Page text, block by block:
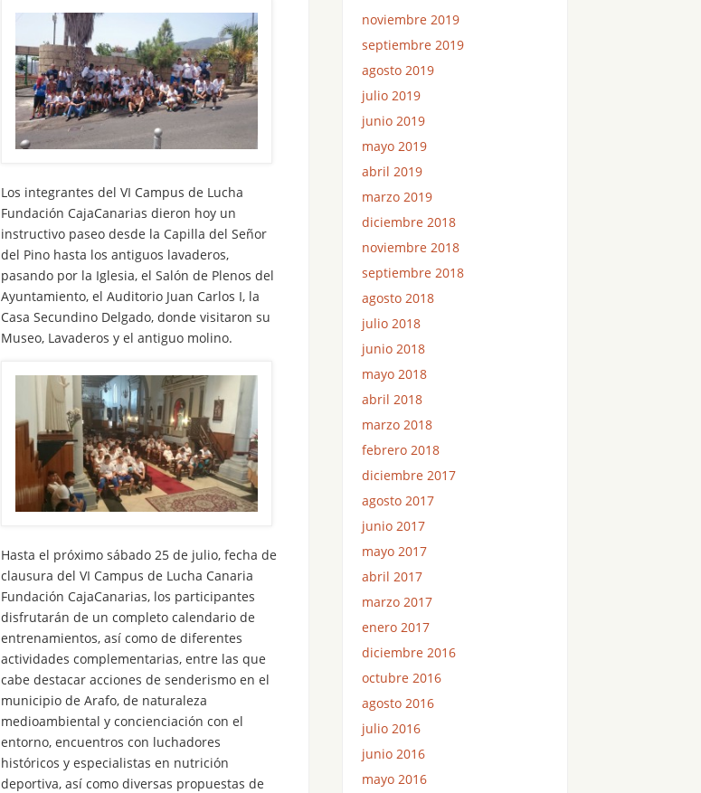
Los integrantes del VI Campus de Lucha
Fundación CajaCanarias dieron hoy un
instructivo paseo desde la Capilla del Señor
del Pino hasta los antiguos lavaderos,
pasando por la Iglesia, el Salón de Plenos del
Ayuntamiento, el Auditorio Juan Carlos I, la
Casa Secundino Delgado, donde visitaron su
Museo, Lavaderos y el antiguo molino.
Hasta el próximo sábado 25 de julio, fecha de
clausura del VI Campus de Lucha Canaria
Fundación CajaCanarias, los participantes
disfrutarán de un completo calendario de
entrenamientos, así como de diferentes
actividades complementarias, entre las que
cabe destacar acciones de senderismo en el
municipio de Arafo, de naturaleza
medioambiental y concienciación con el
entorno, encuentros con luchadores
históricos y especialistas en nutrición
deportiva, así como diversas propuestas de
noviembre 2019
septiembre 2019
agosto 2019
julio 2019
junio 2019
mayo 2019
abril 2019
marzo 2019
diciembre 2018
noviembre 2018
septiembre 2018
agosto 2018
julio 2018
junio 2018
mayo 2018
abril 2018
marzo 2018
febrero 2018
diciembre 2017
agosto 2017
junio 2017
mayo 2017
abril 2017
marzo 2017
enero 2017
diciembre 2016
octubre 2016
agosto 2016
julio 2016
junio 2016
mayo 2016